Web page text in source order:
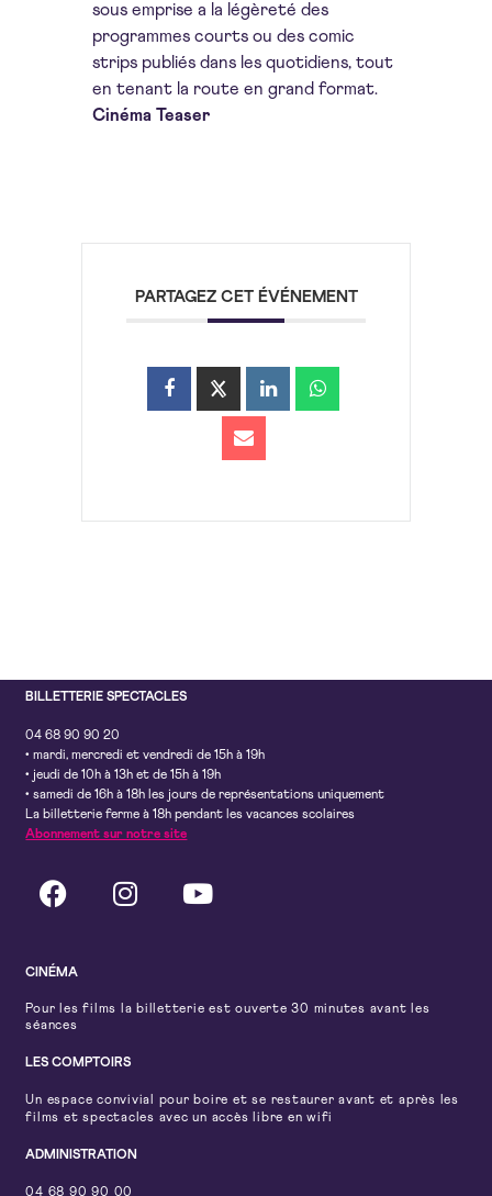
sous emprise a la légèreté des
programmes courts ou des comic
strips publiés dans les quotidiens, tout
en tenant la route en grand format.
Cinéma Teaser
PARTAGEZ CET ÉVÉNEMENT
BILLETTERIE SPECTACLES
04 68 90 90 20
• mardi, mercredi et vendredi de 15h à 19h
• jeudi de 10h à 13h et de 15h à 19h
• samedi de 16h à 18h les jours de représentations uniquement
La billetterie ferme à 18h pendant les vacances scolaires
Abonnement sur notre site
CINÉMA
Pour les films la billetterie est ouverte 30 minutes avant les
séances
LES COMPTOIRS
Un espace convivial pour boire et se restaurer avant et après les
films et spectacles avec un accès libre en wifi
ADMINISTRATION
04 68 90 90 00